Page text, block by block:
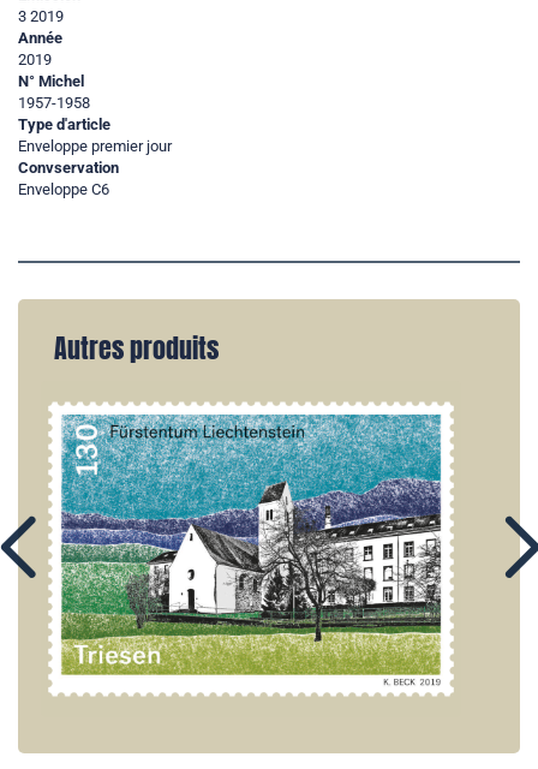
3 2019
Année
2019
N° Michel
1957-1958
Type d'article
Enveloppe premier jour
Convservation
Enveloppe C6
Autres produits